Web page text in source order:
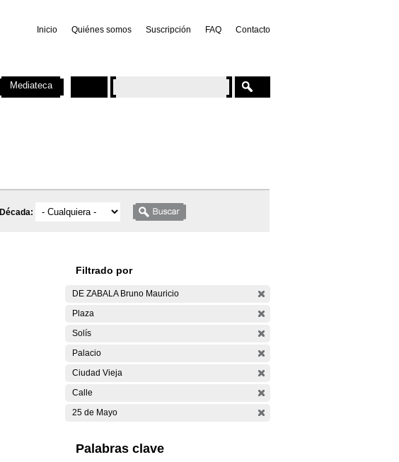
Inicio Quiénes somos Suscripción FAQ Contacto
Década:
Filtrado por
DE ZABALA Bruno Mauricio
Plaza
Solís
Palacio
Ciudad Vieja
Calle
25 de Mayo
Palabras clave
Mediateca